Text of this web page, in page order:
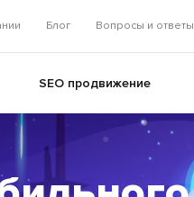
Блог Вопросы и ответы
SEO продвижение